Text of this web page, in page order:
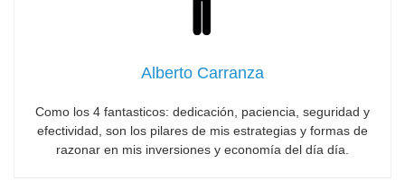
Alberto Carranza
Como los 4 fantasticos: dedicación, paciencia, seguridad y
efectividad, son los pilares de mis estrategias y formas de
razonar en mis inversiones y economía del día día.